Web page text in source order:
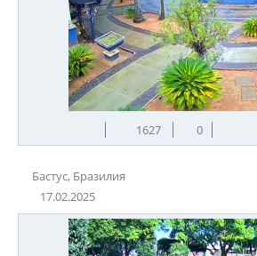
1627 0
Бастус, Бразилия
17.02.2025